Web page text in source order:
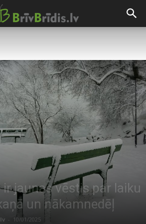
jaunas vēstis par laiku
un nākamnedēļ
- 10/01/2025